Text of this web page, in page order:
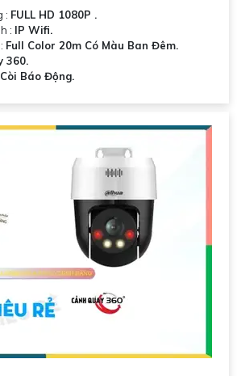
: FULL HD 1080P .
: IP Wifi.
Full Color 20m Có Màu Ban Đêm.
360.
Báo Động.